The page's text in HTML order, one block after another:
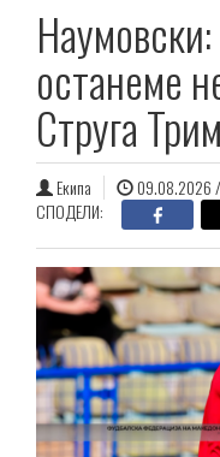
останеме
Струга
Екипа
09.08.2026
СПОДЕЛИ: